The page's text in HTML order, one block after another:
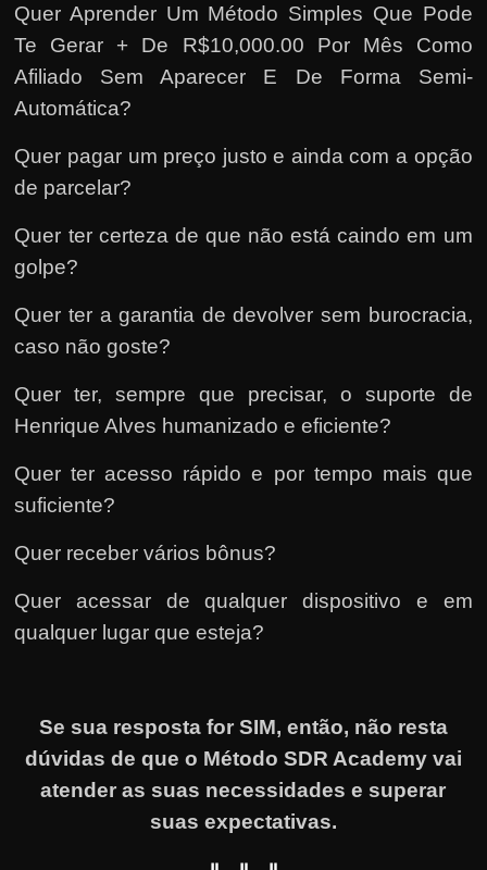
Quer Aprender Um Método Simples Que Pode
Te Gerar + De R$10,000.00 Por Mês Como
Afiliado Sem Aparecer E De Forma Semi-
Automática?
Quer pagar um preço justo e ainda com a opção
de parcelar?
Quer ter certeza de que não está caindo em um
golpe?
Quer ter a garantia de devolver sem burocracia,
caso não goste?
Quer ter, sempre que precisar, o suporte de
Henrique Alves humanizado e eficiente?
Quer ter acesso rápido e por tempo mais que
suficiente?
Quer receber vários bônus?
Quer acessar de qualquer dispositivo e em
qualquer lugar que esteja?
Se sua resposta for SIM, então, não resta
dúvidas de que o Método SDR Academy vai
atender as suas necessidades e superar
suas expectativas.